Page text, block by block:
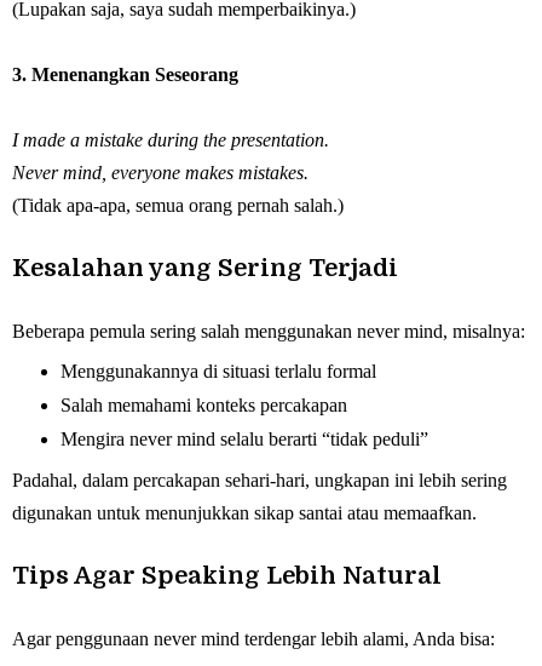
(Lupakan saja, saya sudah memperbaikinya.)
3. Menenangkan Seseorang
I made a mistake during the presentation.
Never mind, everyone makes mistakes.
(Tidak apa-apa, semua orang pernah salah.)
Kesalahan yang Sering Terjadi
Beberapa pemula sering salah menggunakan never mind, misalnya:
Menggunakannya di situasi terlalu formal
Salah memahami konteks percakapan
Mengira never mind selalu berarti “tidak peduli”
Padahal, dalam percakapan sehari-hari, ungkapan ini lebih sering
digunakan untuk menunjukkan sikap santai atau memaafkan.
Tips Agar Speaking Lebih Natural
Agar penggunaan never mind terdengar lebih alami, Anda bisa: